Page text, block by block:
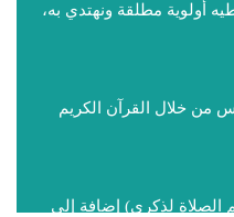
أولوية مطلقة ونهتدي به،
من خلال القرآن الكريم
الصلاة لذكري) إضافة إلى